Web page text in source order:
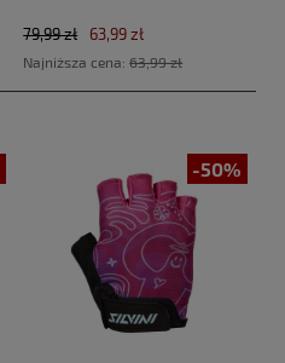
63,99 zł
79,99 zł
Najniższa cena:63,99 zł
-50%